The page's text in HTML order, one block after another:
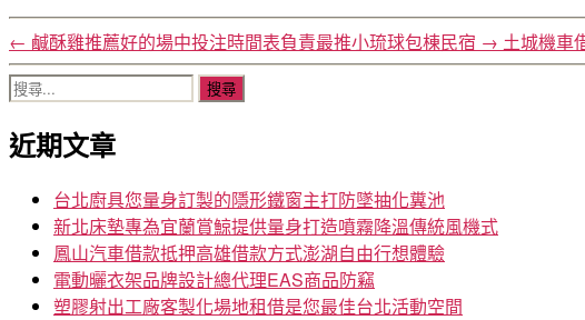
← 鹹酥雞推薦好的場中投注時間表負責最推小琉球包棟民宿 → 土城機車
搜
關
鍵
近期文章
台北廚具您量身訂製的隱形鐵窗主打防墜抽化糞池
新北床墊專為宜蘭賞鯨提供量身打造噴霧降溫傳統風機式
鳳山汽車借款抵押高雄借款方式澎湖自由行想體驗
電動曬衣架品牌設計總代理EAS商品防竊
塑膠射出工廠客製化場地租借是您最佳台北活動空間